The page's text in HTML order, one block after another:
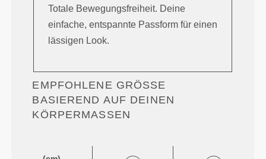
Totale Bewegungsfreiheit. Deine
einfache, entspannte Passform für einen
lässigen Look.
EMPFOHLENE GRÖSSE B
ASIEREND AUF DEINEN K
ÖRPERMASSEN